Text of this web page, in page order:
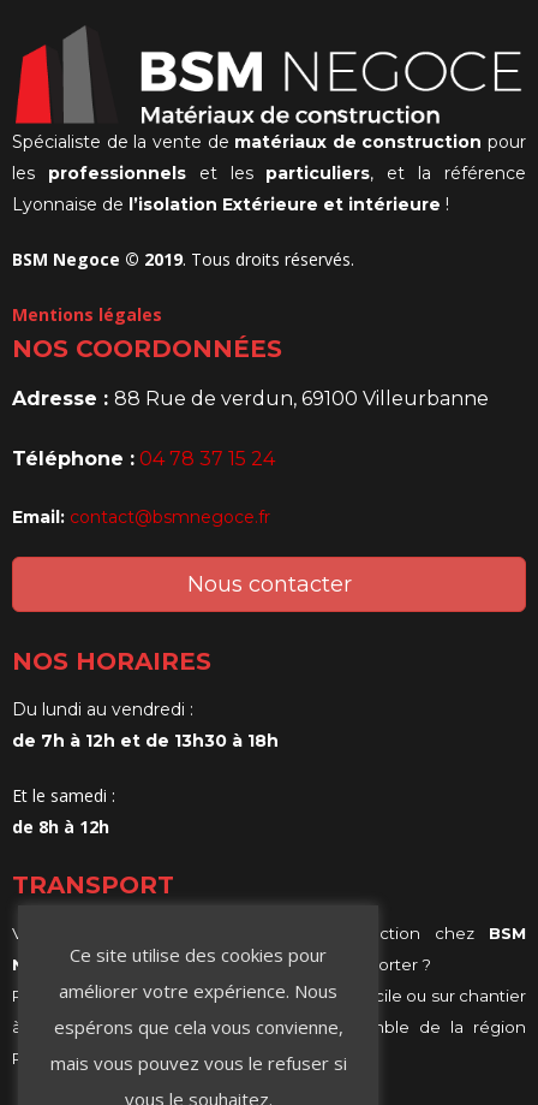
Spécialiste de la vente de matériaux de construction pour
les professionnelset les particuliers, et la référence
Lyonnaise de l’isolation Extérieure et intérieure !
BSM Negoce © 2019. Tous droits réservés.
Mentions légales
NOS COORDONNÉES
Adresse : 88 Rue de verdun, 69100 Villeurbanne
Téléphone : 04 78 37 15 24
Email: contact@bsmnegoce.fr
Nous contacter
NOS HORAIRES
Du lundi au vendredi :
de 7h à 12h et de 13h30 à 18h
Et le samedi :
de 8h à 12h
TRANSPORT
Vous achetez vos matériaux de construction chez BSM
Negoceet vous ne savez comment les transporter ?
Profitez de notre services de livraison, à domicile ou sur chantier
à Villeurbanne, Lyon ou même sur l’ensemble de la région
Rhône-Alpes.
Ce site utilise des cookies pour
améliorer votre expérience. Nous
espérons que cela vous convienne,
mais vous pouvez vous le refuser si
vous le souhaitez.